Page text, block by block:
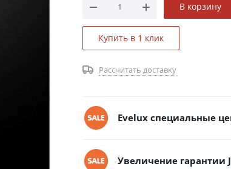
В корзину
Купить в 1 клик
Рассчитать доставку
Evelux специальные
Увеличение гарантии